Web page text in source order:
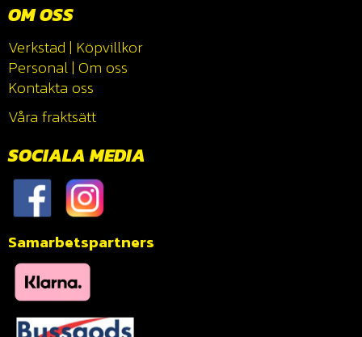
OM OSS
Verkstad | Köpvillkor
Personal| Om oss
Kontakta oss
Våra fraktsätt
SOCIALA MEDIA
Samarbetspartners